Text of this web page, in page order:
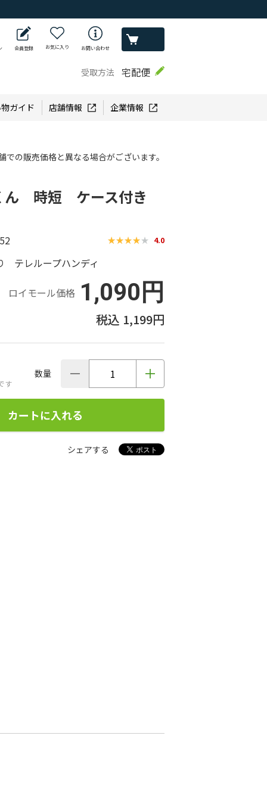
会員登録 お気に入り お問い合わせ
受取方法 宅配便
ガイド 店舗情報 企業情報
の販売価格と異なる場合がございます。
ん 時短 ケース付き
4.0
テレループハンディ
ロイモール価格 1,090円
1,199円
す
数量
カートに入れる
シェアする